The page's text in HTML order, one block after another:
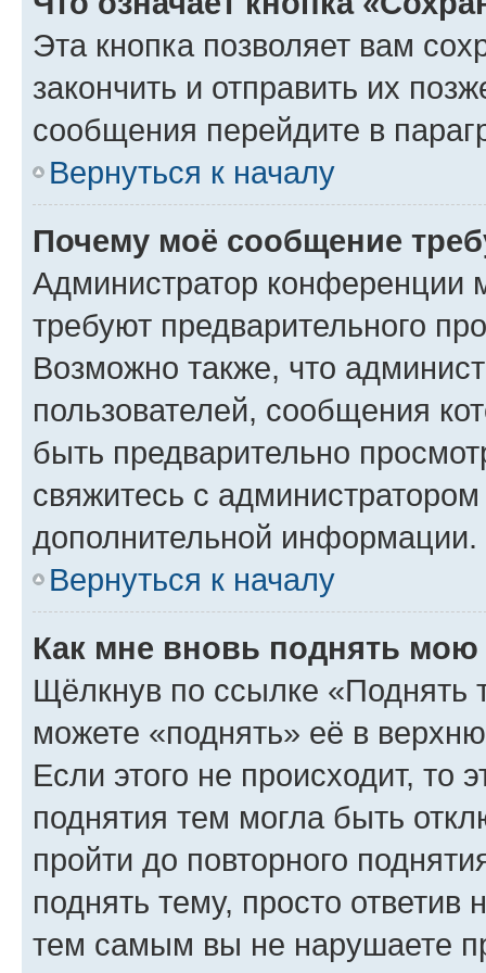
Эта кнопка позволяет вам
закончить и отправить их
сообщения перейдите в
Вернуться к началу
Почему моё сообщение
Администратор конференции
требуют предварительного
Возможно также, что
пользователей, сообщения
быть предварительно
свяжитесь с
дополнительной информации.
Вернуться к началу
Как мне вновь поднять мою
Щёлкнув по ссылке «Поднять
можете «поднять» её в
Если этого не происходит, то
поднятия тем могла быть
пройти до повторного
поднять тему, просто ответив
тем самым вы не нарушаете